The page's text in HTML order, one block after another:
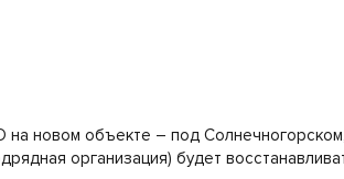
новом объекте – под
организация) будет